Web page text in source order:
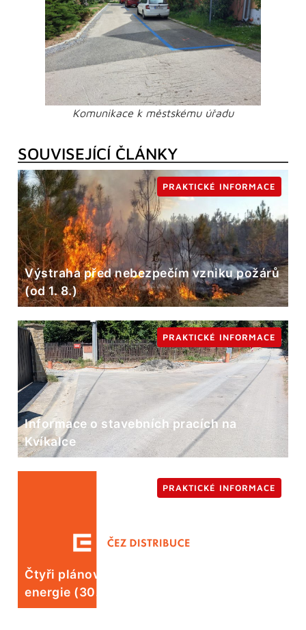
Komunikace k městskému úřadu
SOUVISEJÍCÍ ČLÁNKY
Výstraha před nebezpečím vzniku požárů
(od 1. 8.)
PRAKTICKÉ INFORMACE
Informace o stavebních pracích na
Kvíkalce
PRAKTICKÉ INFORMACE
Čtyři plánované odstávky elektrické
energie (30. 7.)
PRAKTICKÉ INFORMACE